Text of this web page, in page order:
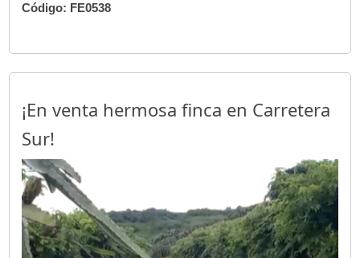
Código: FE0538
¡En venta hermosa finca en Carretera
Sur!